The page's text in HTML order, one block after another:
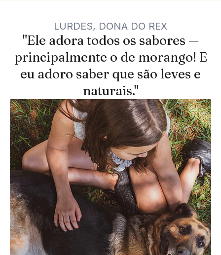
LURDES, DONA DO REX
"Ele adora todos os sabores —
principalmente o de morango! E
eu adoro saber que são leves e
naturais."